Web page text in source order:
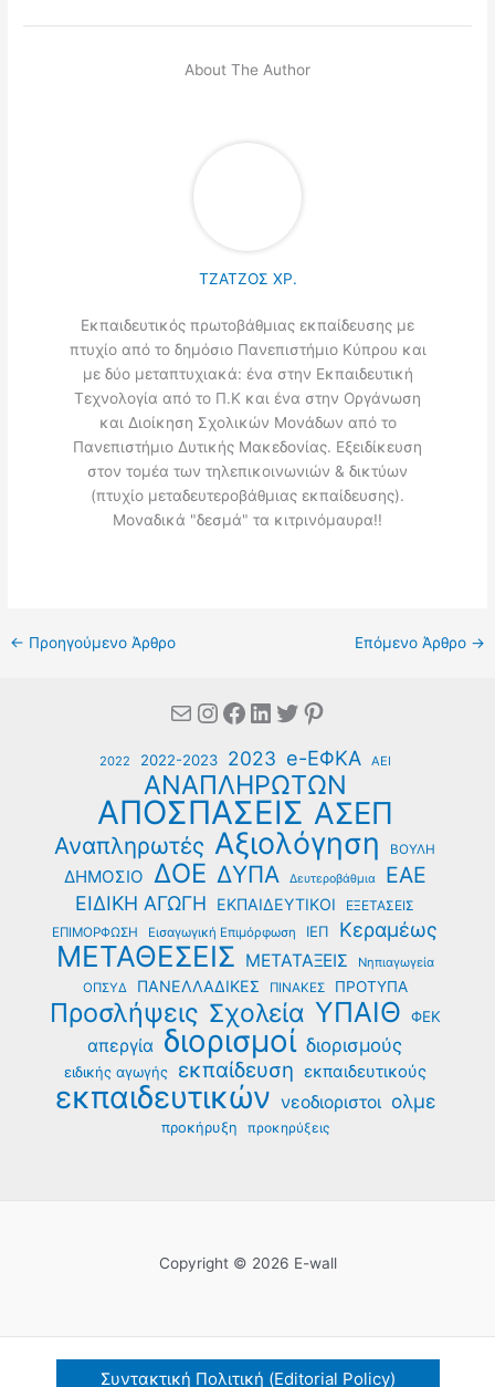
About The Author
ΤΖΑΤΖΟΣ ΧΡ.
Εκπαιδευτικός πρωτοβάθμιας εκπαίδευσης με
πτυχίο από το δημόσιο Πανεπιστήμιο Κύπρου και
με δύο μεταπτυχιακά: ένα στην Εκπαιδευτική
Τεχνολογία από το Π.Κ και ένα στην Οργάνωση
και Διοίκηση Σχολικών Μονάδων από το
Πανεπιστήμιο Δυτικής Μακεδονίας. Εξειδίκευση
στον τομέα των τηλεπικοινωνιών & δικτύων
(πτυχίο μεταδευτεροβάθμιας εκπαίδευσης).
Μοναδικά "δεσμά" τα κιτρινόμαυρα!!
← Προηγούμενο Άρθρο Επόμενο Άρθρο →
MailInstagram
Facebook
Linkedin
Twitter
Pinterest
2022 2022-2023 2023 e-ΕΦΚΑ ΑΕΙ
ΑΝΑΠΛΗΡΩΤΩΝ
ΑΠΟΣΠΑΣΕΙΣ ΑΣΕΠ
Αναπληρωτές Αξιολόγηση ΒΟΥΛΗ
ΔΗΜΟΣΙΟ ΔΟΕ ΔΥΠΑ Δευτεροβάθμια ΕΑΕ
ΕΙΔΙΚΗ ΑΓΩΓΗ ΕΚΠΑΙΔΕΥΤΙΚΟΙ ΕΞΕΤΑΣΕΙΣ
ΕΠΙΜΟΡΦΩΣΗ Εισαγωγική Επιμόρφωση ΙΕΠ Κεραμέως
ΜΕΤΑΘΕΣΕΙΣ ΜΕΤΑΤΑΞΕΙΣ
Νηπιαγωγεία
ΟΠΣΥΔ
ΠΑΝΕΛΛΑΔΙΚΕΣ ΠΙΝΑΚΕΣ ΠΡΟΤΥΠΑ
Προσλήψεις Σχολεία ΥΠΑΙΘ ΦΕΚ
απεργία διορισμοί διορισμούς
ειδικής αγωγής εκπαίδευση εκπαιδευτικούς
εκπαιδευτικών νεοδιοριστοι ολμε
προκήρυξη προκηρύξεις
Copyright © 2026 E-wall
Συντακτική Πολιτική (Editorial Policy)